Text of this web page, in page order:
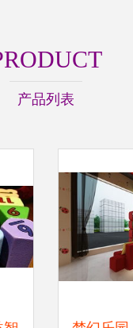
产品列表